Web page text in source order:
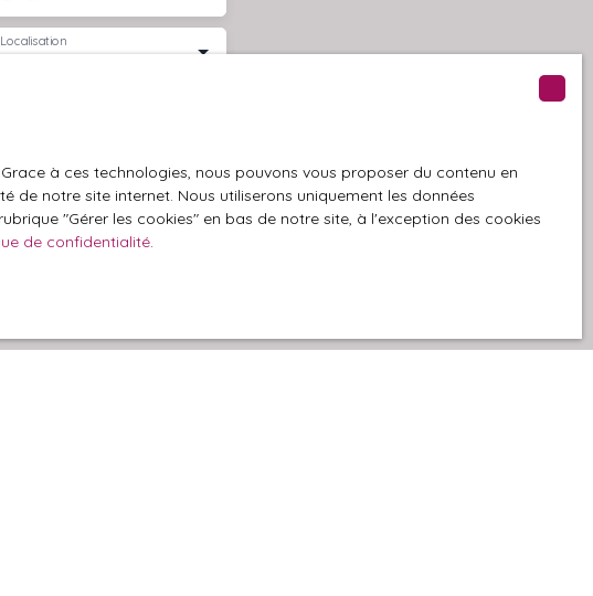
Plouescat (29430)
Localisation
au RGPD. Si vous ne
téléphonique, vous
téléphonique,
Internet
à ces technologies, nous pouvons vous proposer du contenu en
notre site internet. Nous utiliserons uniquement les données
″Gérer les cookies″ en bas de notre site, à l'exception des cookies
de confidentialité.